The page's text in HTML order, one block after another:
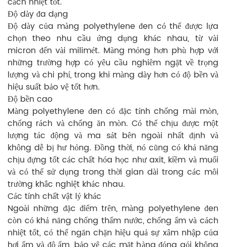
Độ dày đa dạng
Độ dày của màng polyethylene đen có thể được lựa
chọn theo nhu cầu ứng dụng khác nhau, từ vài
micron đến vài milimét. Màng mỏng hơn phù hợp với
những trường hợp có yêu cầu nghiêm ngặt về trọng
lượng và chi phí, trong khi màng dày hơn có độ bền và
hiệu suất bảo vệ tốt hơn.
Độ bền cao
Màng polyethylene đen có đặc tính chống mài mòn,
chống rách và chống ăn mòn. Có thể chịu được một
lượng tác động và ma sát bên ngoài nhất định và
không dễ bị hư hỏng. Đồng thời, nó cũng có khả năng
chịu đựng tốt các chất hóa học như axit, kiềm và muối
và có thể sử dụng trong thời gian dài trong các môi
trường khắc nghiệt khác nhau.
Các tính chất vật lý khác
Ngoài những đặc điểm trên, màng polyethylene đen
còn có khả năng chống thấm nước, chống ẩm và cách
nhiệt tốt, có thể ngăn chặn hiệu quả sự xâm nhập của